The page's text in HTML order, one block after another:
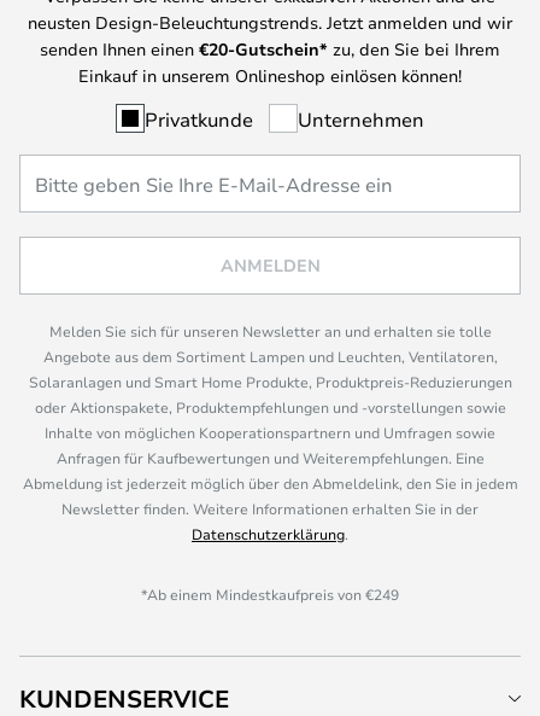
neusten Design-Beleuchtungstrends. Jetzt anmelden und wir
senden Ihnen einen €20-Gutschein* zu, den Sie bei Ihrem
Einkauf in unserem Onlineshop einlösen können!
Privatkunde Unternehmen
ANMELDEN
Melden Sie sich für unseren Newsletter an und erhalten sie tolle
Angebote aus dem Sortiment Lampen und Leuchten, Ventilatoren,
Solaranlagen und Smart Home Produkte, Produktpreis-Reduzierungen
oder Aktionspakete, Produktempfehlungen und -vorstellungen sowie
Inhalte von möglichen Kooperationspartnern und Umfragen sowie
Anfragen für Kaufbewertungen und Weiterempfehlungen. Eine
Abmeldung ist jederzeit möglich über den Abmeldelink, den Sie in jedem
Newsletter finden. Weitere Informationen erhalten Sie in der
Datenschutzerklärung.
*Ab einem Mindestkaufpreis von €249
KUNDENSERVICE